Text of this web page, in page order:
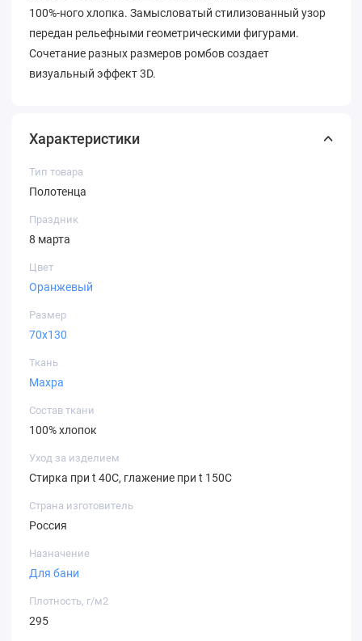
100%-ного хлопка. Замысловатый стилизованный узор
передан рельефными геометрическими фигурами.
Сочетание разных размеров ромбов создает
визуальный эффект 3D.
Характеристики
Тип товара
Полотенца
Праздник
8 марта
Цвет
Оранжевый
Размер
70х130
Ткань
Махра
Состав ткани
100% хлопок
Уход за изделием
Стирка при t 40С, глажение при t 150С
Страна изготовитель
Россия
Назначение
Для бани
Плотность, г/м2
295